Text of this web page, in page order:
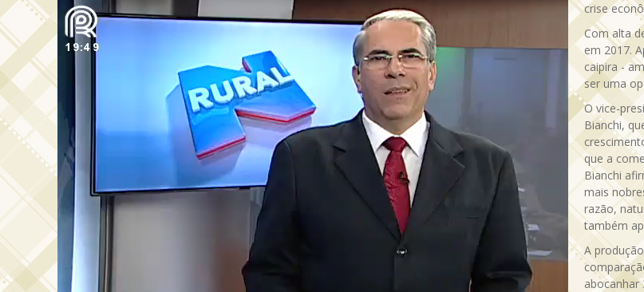
crise
Com alta
em 2017.
caipira -
ser uma
O vice-
Bianchi,
que a
Bianchi
mais
razão,
também
A
abocanhar